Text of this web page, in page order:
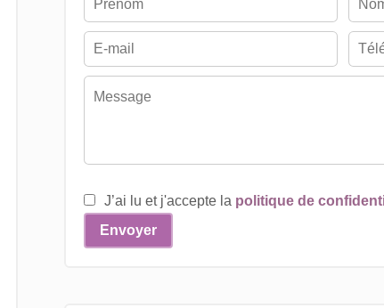
J’ai lu et j'accepte la politique de
Envoyer